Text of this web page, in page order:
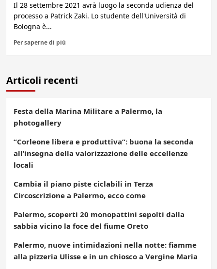
Il 28 settembre 2021 avrà luogo la seconda udienza del
processo a Patrick Zaki. Lo studente dell'Università di
Bologna è...
Per saperne di più
Articoli recenti
Festa della Marina Militare a Palermo, la
photogallery
“Corleone libera e produttiva”: buona la seconda
all’insegna della valorizzazione delle eccellenze
locali
Cambia il piano piste ciclabili in Terza
Circoscrizione a Palermo, ecco come
Palermo, scoperti 20 monopattini sepolti dalla
sabbia vicino la foce del fiume Oreto
Palermo, nuove intimidazioni nella notte: fiamme
alla pizzeria Ulisse e in un chiosco a Vergine Maria